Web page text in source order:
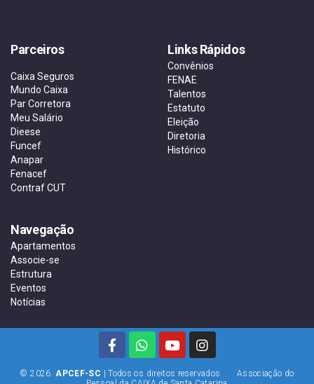
Parceiros
Caixa Seguros
Mundo Caixa
Par Corretora
Meu Salário
Dieese
Funcef
Anapar
Fenacef
Contraf CUT
Links Rápidos
Convênios
FENAE
Talentos
Estatuto
Eleição
Diretoria
Histórico
Navegação
Apartamentos
Associe-se
Estrutura
Eventos
Notícias
© 2026.APCEF-SC | Todos os direitos reservados Associação do